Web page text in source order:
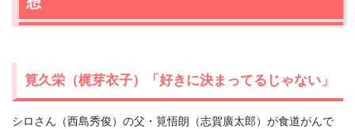
筧久栄（梶芽衣子）「好きに決まってるじゃない」
シロさん（西島秀俊）の父・筧悟朗（志賀廣太郎）が食道がんで